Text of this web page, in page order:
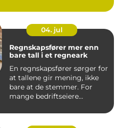
04. jul
Regnskapsfører mer enn
bare tall i et regneark
En regnskapsfører sørger for
at tallene gir mening, ikke
bare at de stemmer. For
mange bedriftseiere...